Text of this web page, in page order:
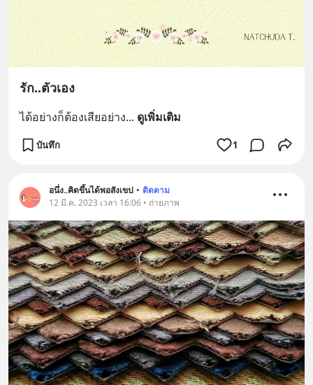
รัก..ตัวเอง
ได้อย่างก็ต้องเสียอย่าง... ดูเพิ่มเติม
บันทึก 1
อนึ่ง..คิดขึ้นได้พอสังเขป • ติดตาม
12 มี.ค. 2023 เวลา 16:06 • ถ่ายภาพ